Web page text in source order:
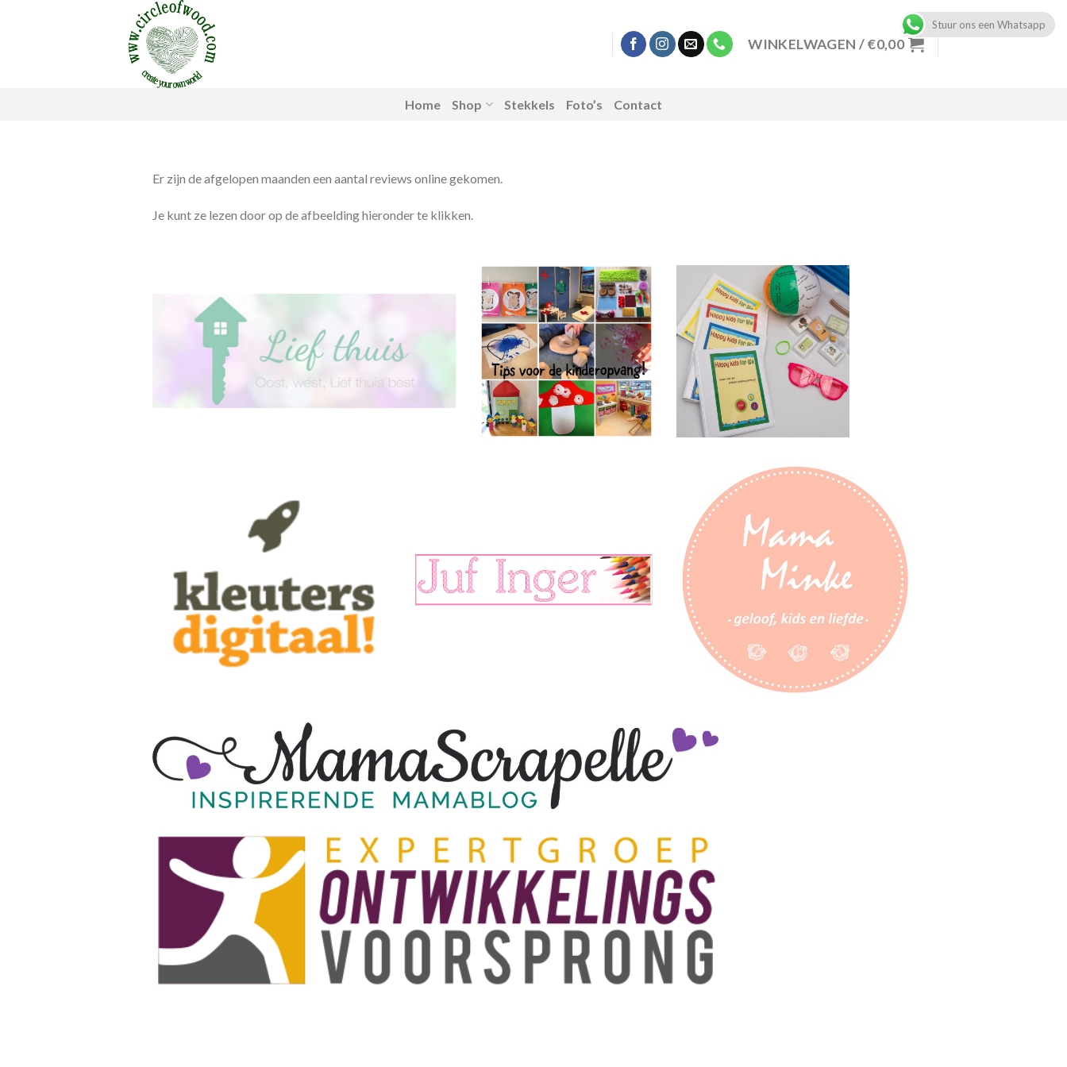
WINKELWAGEN /€0,00
Home Shop Stekkels Foto’s Contact
Er zijn de afgelopen maanden een aantal reviews online gekomen.
Je kunt ze lezen door op de afbeelding hieronder te klikken.
Stuur ons een Whatsapp